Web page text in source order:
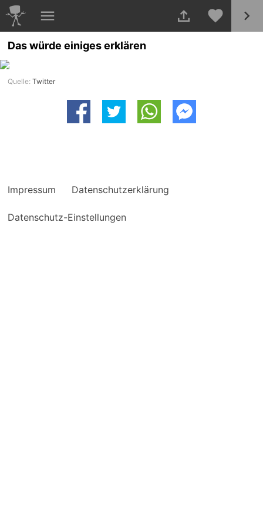
Das würde einiges erklären
Quelle:Twitter
Impressum Datenschutzerklärung
Datenschutz-Einstellungen